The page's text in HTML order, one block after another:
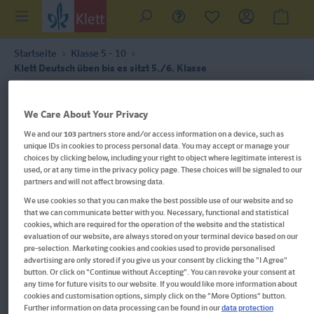
Startseite
Klasse 5 - 10
Klett Deutsch üben bis es sitzt 5./6. Klasse
Im Buch blättern
We Care About Your Privacy
We and our103partners store and/or access information on a device, such as
unique IDs in cookies to process personal data. You may accept or manage your
choices by clicking below, including your right to object where legitimate interest is
used, or at any time in the privacy policy page. These choices will be signaled to our
partners and will not affect browsing data.
We use cookies so that you can make the best possible use of our website and so
that we can communicate better with you. Necessary, functional and statistical
cookies, which are required for the operation of the website and the statistical
evaluation of our website, are always stored on your terminal device based on our
pre-selection. Marketing cookies and cookies used to provide personalised
advertising are only stored if you give us your consent by clicking the "I Agree"
button. Or click on "Continue without Accepting". You can revoke your consent at
any time for future visits to our website. If you would like more information about
cookies and customisation options, simply click on the "More Options" button.
Further information on data processing can be found in ourdata protection